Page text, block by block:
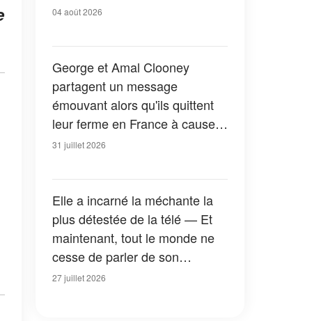
04 août 2026
George et Amal Clooney
partagent un message
émouvant alors qu'ils quittent
leur ferme en France à cause
des feux de forêt — Tous les
31 juillet 2026
Elle a incarné la méchante la
plus détestée de la télé — Et
maintenant, tout le monde ne
cesse de parler de son
apparition dans la nouvelle
27 juillet 2026